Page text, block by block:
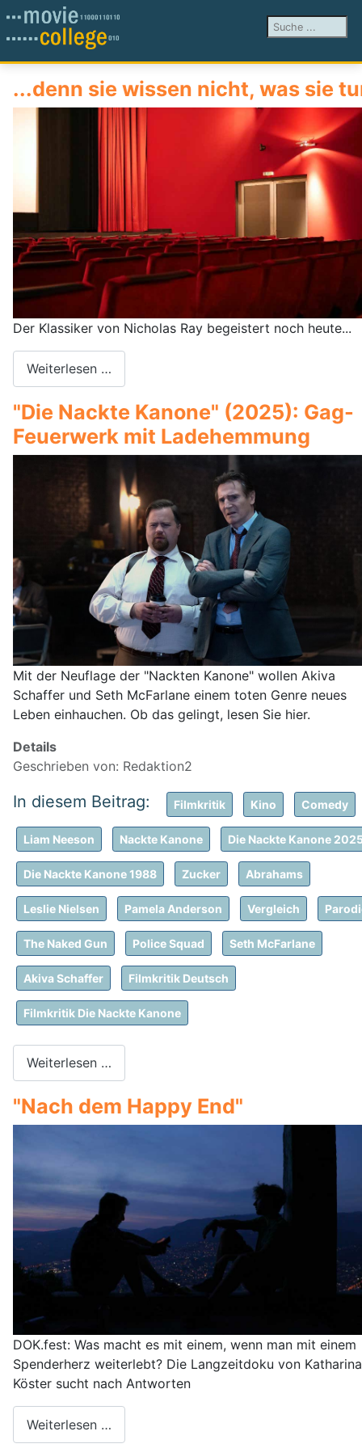
Suchen ...
...denn sie wissen nicht, was sie
Der Klassiker von Nicholas Ray begeistert noch heute...
Weiterlesen …
"Die Nackte Kanone" (2025): Gag-
Feuerwerk mit Ladehemmung
Mit der Neuflage der "Nackten Kanone" wollen Akiva
Schaffer und Seth McFarlane einem toten Genre neues
Leben einhauchen. Ob das gelingt, lesen Sie hier.
Details
Geschrieben von: Redaktion2
Filmkritik Kino Comedy
Liam Neeson Nackte Kanone Die Nackte Kanone
Die Nackte Kanone 1988 Zucker Abrahams
Leslie Nielsen Pamela Anderson Vergleich
The Naked Gun Police Squad Seth McFarlane
Akiva Schaffer Filmkritik Deutsch
Filmkritik Die Nackte Kanone
Weiterlesen …
"Nach dem Happy End"
DOK.fest: Was macht es mit einem, wenn man mit einem
Spenderherz weiterlebt? Die Langzeitdoku von Katharina
Köster sucht nach Antworten
Weiterlesen …